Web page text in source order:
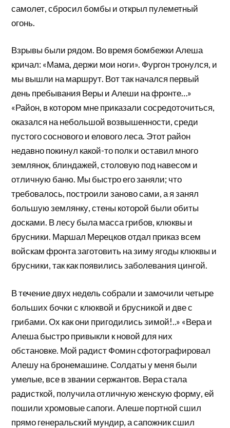
самолет, сбросил бомбы и открыл пулеметный
огонь.
Взрывы были рядом. Во время бомбежки Алеша
кричал: «Мама, держи мои ноги». Фургон тронулся, и
мы вышли на маршрут. Вот так начался первый
день пребывания Веры и Алеши на фронте…»
«Район, в котором мне приказали сосредоточиться,
оказался на небольшой возвышенности, среди
пустого соснового и елового леса. Этот район
недавно покинул какой-то полк и оставил много
землянок, блиндажей, столовую под навесом и
отличную баню. Мы быстро его заняли; что
требовалось, построили заново сами, а я занял
большую землянку, стены которой были обиты
досками. В лесу была масса грибов, клюквы и
брусники. Маршал Мерецков отдал приказ всем
войскам фронта заготовить на зиму ягоды клюквы и
брусники, так как появились заболевания цингой.
В течение двух недель собрали и замочили четыре
больших бочки с клюквой и брусникой и две с
грибами. Ох как они пригодились зимой!..» «Вера и
Алеша быстро привыкли к новой для них
обстановке. Мой радист Фомин сфотографировал
Алешу на бронемашине. Солдаты у меня были
умелые, все в звании сержантов. Вера стала
радисткой, получила отличную женскую форму, ей
пошили хромовые сапоги. Алеше портной сшил
прямо генеральский мундир, а сапожник сшил